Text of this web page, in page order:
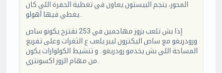
المحور، ينجم البيستون يعاون في تغطية الحفرة اللي كان
إذا بش تلعب بزوز مهاجمين في 253 نقترح يكونو ساص
ورودريغو مع ساص اليكترون ليبر يلعب ع الثغرات وعلى تفريغ
المساحة اللي بش يخدمو رودريغو.. و تنشيط الكولوارات يكون